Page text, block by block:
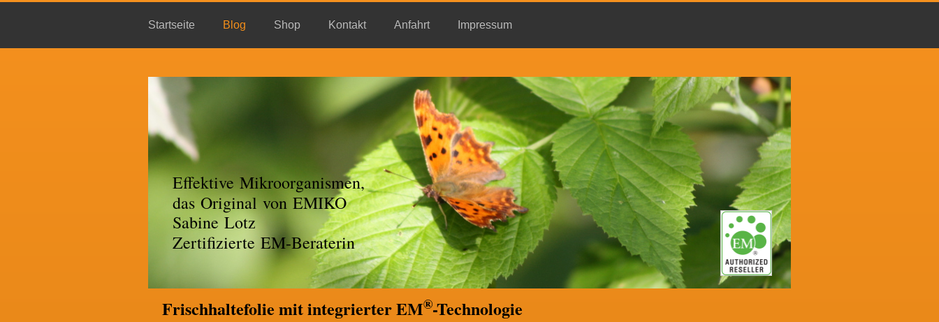
Startseite Blog Shop Kontakt Anfahrt Impressum
Effektive Mikroorganismen,
das Original von EMIKO
Sabine Lotz
Zertifizierte EM-Beraterin
Frischhaltefolie mit integrierter EM®-Technologie